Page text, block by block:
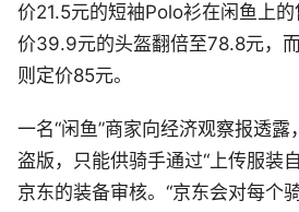
价21.5元的短袖Polo衫在闲鱼上
价39.9元的头盔翻倍至78.8元，
则定价85元。
一名“闲鱼”商家向经济观察报透
盗版，只能供骑手通过“上传服装
京东的装备审核。“京东会对每个